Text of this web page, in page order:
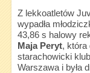
Z lekkoatletów
wypadła
43,86 s halowy
Maja Peryt, która
starachowicki
Warszawa i była